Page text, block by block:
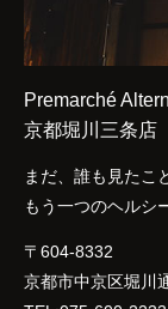
Premarché
京都堀川三条店
まだ、誰も見たこ
もう一つのヘルシ
〒604-8332
京都市中京区堀川